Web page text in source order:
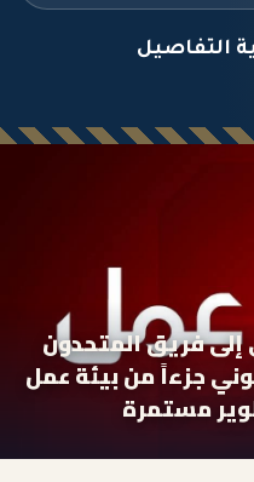
التفاصيل
فريق المتحدون
جزءاً من بيئة عمل
مستمرة